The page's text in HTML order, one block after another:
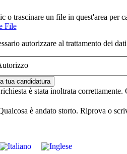
o trascinare un file in quest'area per
File
autorizzare al trattamento dei
tua candidatura
è stata inoltrata correttamente.
è andato storto. Riprova o